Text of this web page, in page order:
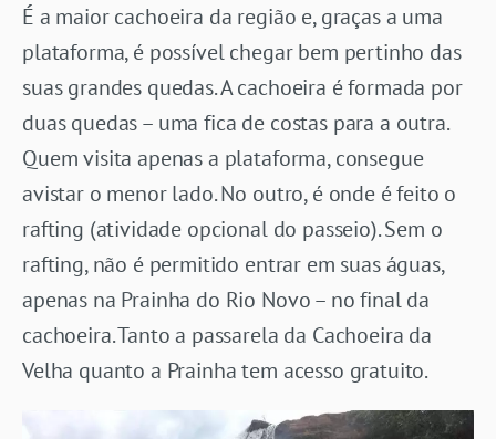
É a maior cachoeira da região e, graças a uma
plataforma, é possível chegar bem pertinho das
suas grandes quedas. A cachoeira é formada por
duas quedas – uma fica de costas para a outra.
Quem visita apenas a plataforma, consegue
avistar o menor lado. No outro, é onde é feito o
rafting (atividade opcional do passeio). Sem o
rafting, não é permitido entrar em suas águas,
apenas na Prainha do Rio Novo – no final da
cachoeira. Tanto a passarela da Cachoeira da
Velha quanto a Prainha tem acesso gratuito.